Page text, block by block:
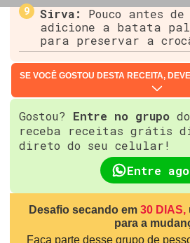
Sirva:
Pouco antes
adicione a batata
para preservar a
SE VOCÊ GOSTOU DESTA RECEITA,
Gostou? Entre no grupo do
receba receitas grátis
direto do seu celular!
Entre
Desafio secando em 30 DIAS,
para a
Faça parte desse grupo de